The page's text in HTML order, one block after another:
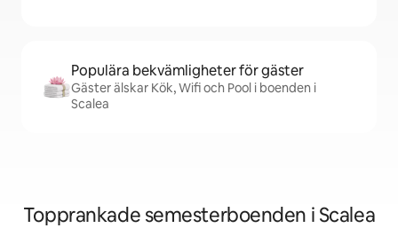
Populära bekvämligheter för gäster
Gäster älskar Kök, Wifi och Pool i boenden i
Scalea
Topprankade semesterboenden i Scalea